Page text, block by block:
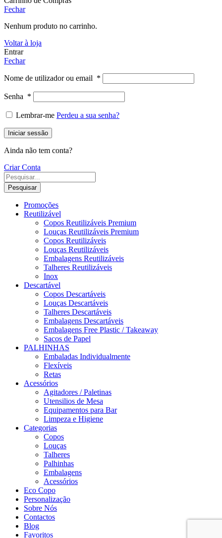
Fechar
Nenhum produto no carrinho.
Voltar à loja
Entrar
Fechar
Nome de utilizador ou email *
Senha *
Lembrar-me Perdeu a sua senha?
Iniciar sessão
Ainda não tem conta?
Criar Conta
Pesquisar
Promoções
Reutilizável
Copos Reutilizáveis Premium
Louças Reutilizáveis Premium
Copos Reutilizáveis
Louças Reutilizáveis
Embalagens Reutilizáveis
Talheres Reutilizáveis
Inox
Descartável
Copos Descartáveis
Louças Descartáveis
Talheres Descartáveis
Embalagens Descartáveis
Embalagens Free Plastic / Takeaway
Sacos de Papel
PALHINHAS
Embaladas Individualmente
Flexíveis
Retas
Acessórios
Agitadores / Paletinas
Utensilios de Mesa
Equipamentos para Bar
Limpeza e Higiene
Categorias
Copos
Louças
Talheres
Palhinhas
Embalagens
Acessórios
Eco Copo
Personalização
Sobre Nós
Contactos
Blog
Favoritos